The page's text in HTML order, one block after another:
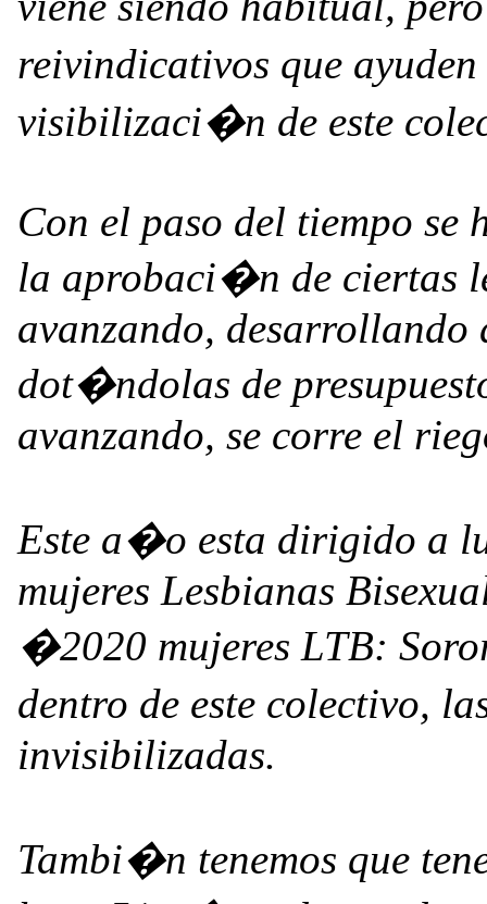
reivindicativos que
visibilizaci�n de este
Con el paso del tiempo se
la aprobaci�n de ciertas
avanzando, desarrollando
dot�ndolas de
avanzando, se corre el
Este a�o esta dirigido a
mujeres Lesbianas
�2020 mujeres LTB:
dentro de este colectivo,
invisibilizadas.
Tambi�n tenemos que